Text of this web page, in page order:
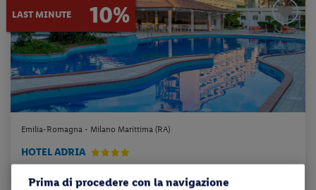
LAST MINUTE 10%
Emilia-Romagna - Milano Marittima (RA)
HOTEL ADRIA
pensione completa + servizio spiaggia + utilizzo della piscina scoper...
Prima di procedere con la navigazione